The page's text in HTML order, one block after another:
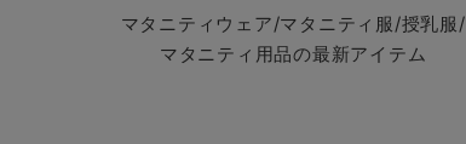
マタニティウェア/マタニティ服/授乳服/
マタニティ用品の最新アイテム